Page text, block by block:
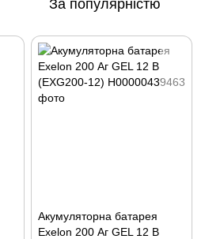
За популярністю
Акумуляторна батарея
Exelon 200 Аг GEL 12 В